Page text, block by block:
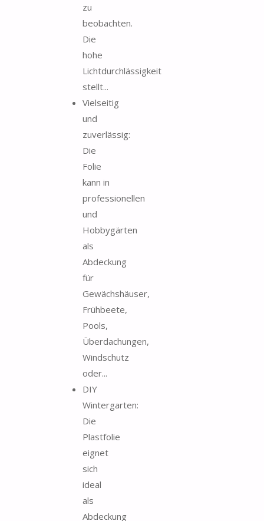
zu
beobachten.
Die
hohe
Lichtdurchlässigkeit
stellt...
Vielseitig
und
zuverlässig:
Die
Folie
kann in
professionellen
und
Hobbygärten
als
Abdeckung
für
Gewächshäuser,
Frühbeete,
Pools,
Überdachungen,
Windschutz
oder...
DIY
Wintergarten:
Die
Plastfolie
eignet
sich
ideal
als
Abdeckung